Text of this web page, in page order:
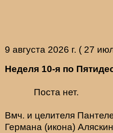
9 августа 2026 г. ( 27
Неделя 10-я по
Поста нет.
Вмч. и целителя
Германа (икона)